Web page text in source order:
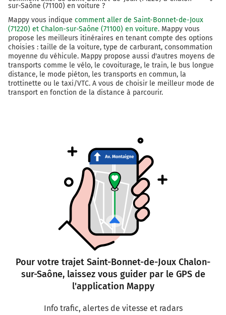
sur-Saône (71100) en voiture ?
Mappy vous indique comment aller de Saint-Bonnet-de-Joux
(71220) et Chalon-sur-Saône (71100) en voiture. Mappy vous
propose les meilleurs itinéraires en tenant compte des options
choisies : taille de la voiture, type de carburant, consommation
moyenne du véhicule. Mappy propose aussi d'autres moyens de
transports comme le vélo, le covoiturage, le train, le bus longue
distance, le mode piéton, les transports en commun, la
trottinette ou le taxi/VTC. A vous de choisir le meilleur mode de
transport en fonction de la distance à parcourir.
Pour votre trajet Saint-Bonnet-de-Joux Chalon-
sur-Saône, laissez vous guider par le GPS de
l'application Mappy
Info trafic, alertes de vitesse et radars